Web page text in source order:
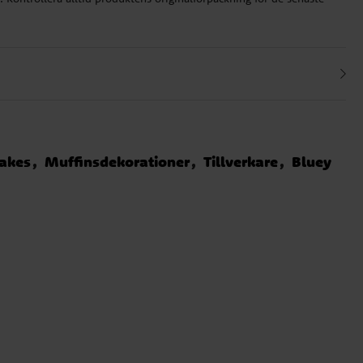
Muffinsdekorationer Tillverkare Bluey